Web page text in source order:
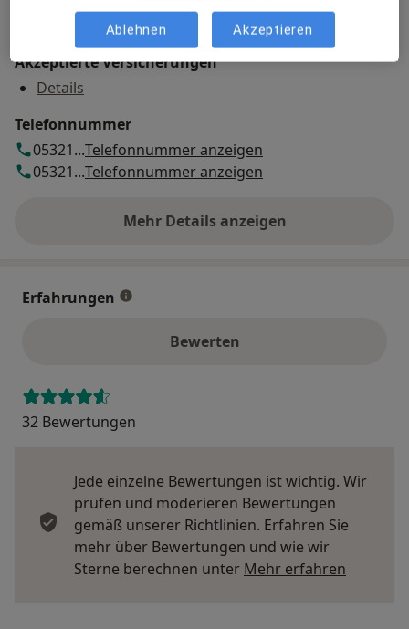
Zahlungsmodalitäten (private Besuche)
Akzeptierte Versicherungen
Details
Telefonnummer
05321...Telefonnummer anzeigen
05321...Telefonnummer anzeigen
Mehr Details anzeigen
über die Adresse
Erfahrungen
Bewerten
32 Bewertungen
Jede einzelne Bewertungen ist wichtig. Wir
prüfen und moderieren Bewertungen
gemäß unserer Richtlinien. Erfahren Sie
mehr über Bewertungen und wie wir
Sterne berechnen unter Mehr erfahren
Ablehnen Akzeptieren